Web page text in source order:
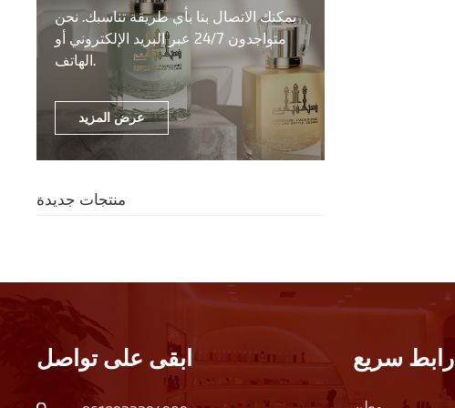
يمكنك الاتصال بنا بأي طريقة تناسبك. نحن
متواجدون 24/7 عبر البريد الإلكتروني أو
الهاتف.
عرض المزيد
منتجات جديدة
ابقى على تواصل رابط سريع